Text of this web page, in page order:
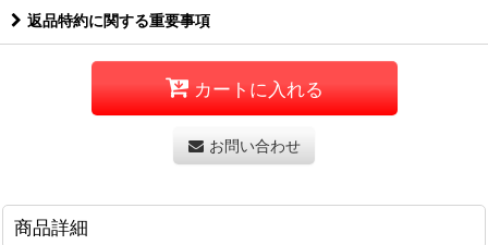
返品特約に関する重要事項
カートに入れる
お問い合わせ
商品詳細